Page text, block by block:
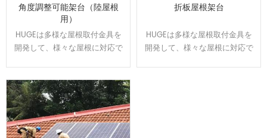
角度調整可能架台（陸屋根
用）
HUGEは多様な屋根取付金具を
開発して、様々な屋根に対応で
計、製造可能です。効率よく、
施工性に優れた架台です。
折板屋根架台
HUGEは多様な屋根取付金具を
開発して、様々な屋根に対応で